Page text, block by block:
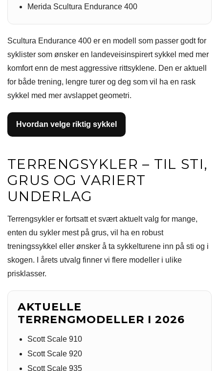
Merida Scultura Endurance 400
Scultura Endurance 400 er en modell som passer godt for
syklister som ønsker en landeveisinspirert sykkel med mer
komfort enn de mest aggressive rittsyklene. Den er aktuell
for både trening, lengre turer og deg som vil ha en rask
sykkel med mer avslappet geometri.
Hvordan velge riktig sykkel
TERRENGSYKLER – TIL STI,
GRUS OG VARIERT
UNDERLAG
Terrengsykler er fortsatt et svært aktuelt valg for mange,
enten du sykler mest på grus, vil ha en robust
treningssykkel eller ønsker å ta sykkelturene inn på sti og i
skogen. I årets utvalg finner vi flere modeller i ulike
prisklasser.
AKTUELLE
TERRENGMODELLER I 2026
Scott Scale 910
Scott Scale 920
Scott Scale 935